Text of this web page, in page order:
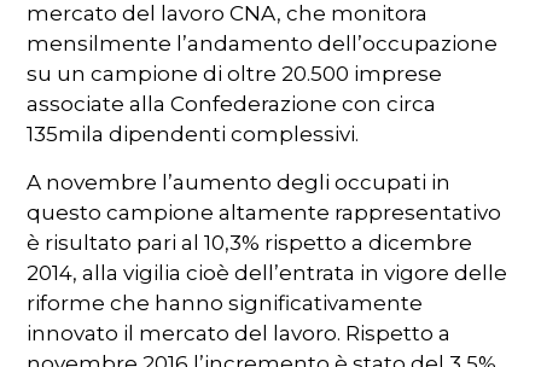
mercato del lavoro CNA, che monitora
mensilmente l’andamento dell’occupazione
su un campione di oltre 20.500 imprese
associate alla Confederazione con circa
135mila dipendenti complessivi.
A novembre l’aumento degli occupati in
questo campione altamente rappresentativo
è risultato pari al 10,3% rispetto a dicembre
2014, alla vigilia cioè dell’entrata in vigore delle
riforme che hanno significativamente
innovato il mercato del lavoro. Rispetto a